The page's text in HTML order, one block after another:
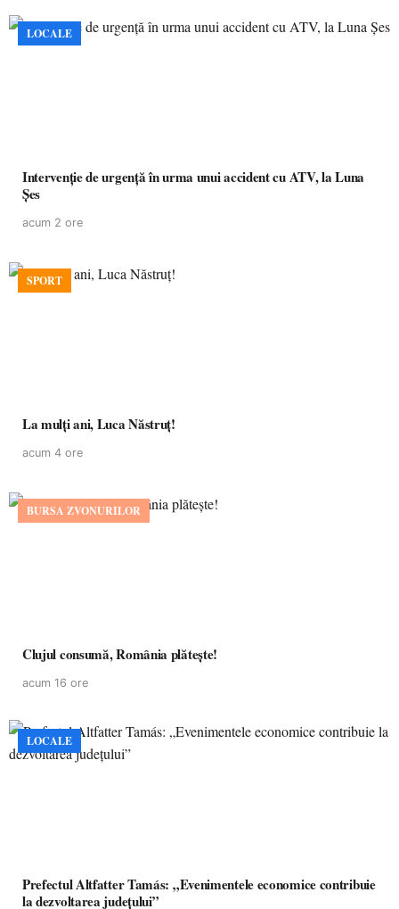
LOCALE
Intervenție de urgență în urma unui accident cu ATV, la Luna
Șes
acum 2 ore
SPORT
La mulţi ani, Luca Năstruţ!
acum 4 ore
BURSA ZVONURILOR
Clujul consumă, România plătește!
acum 16 ore
LOCALE
Prefectul Altfatter Tamás: „Evenimentele economice contribuie
la dezvoltarea județului”